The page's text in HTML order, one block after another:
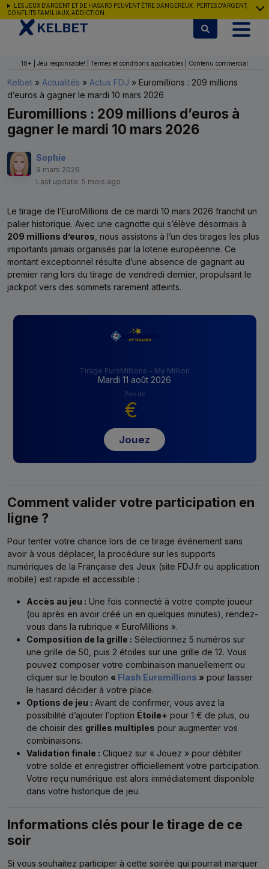
Aller au contenu
LES JEUX D'ARGENT ET DE HASARD PEUVENT ÊTRE DANGEREUX : PERTES D'ARGENT,
CONFLITS FAMILIAUX, ADDICTION.
18+ | Jeu responsable! | Termes et conditions applicables | Contenu commercial
Kelbet » Actualités » Actus FDJ » Euromillions : 209 millions
d’euros à gagner le mardi 10 mars 2026
Euromillions : 209 millions d’euros à
gagner le mardi 10 mars 2026
Sophie
9 mars 2026
Last update: 5 mois ago
Le tirage de l’EuroMillions de ce mardi 10 mars 2026 franchit un
palier historique. Avec une cagnotte qui s’élève désormais à
209 millions d’euros , nous assistons à l’un des tirages les plus
importants jamais organisés par la loterie européenne. Ce
montant exceptionnel résulte d’une absence de gagnant au
premier rang lors du tirage de vendredi dernier, propulsant le
jackpot vers des sommets rarement atteints.
Tirage EuroMillions – My Million
Mardi 11 août 2026
Près de
€
Jouez
Comment valider votre participation en
ligne ?
Pour tenter votre chance lors de ce tirage événement sans
avoir à vous déplacer, la procédure sur les supports
numériques de la Française des Jeux (site FDJ.fr ou application
mobile) est rapide et accessible :
Accès au jeu : Une fois connecté à votre compte joueur
(ou après en avoir créé un en quelques minutes), rendez-
vous dans la rubrique « EuroMillions ».
Composition de la grille : Sélectionnez 5 numéros sur
une grille de 50, puis 2 étoiles sur une grille de 12. Vous
pouvez composer votre combinaison manuellement ou
cliquer sur le bouton « Flash Euromillions » pour laisser
le hasard décider à votre place.
Options de jeu : Avant de confirmer, vous avez la
possibilité d’ajouter l’option Étoile+ pour 1 € de plus, ou
de choisir des grilles multiples pour augmenter vos
combinaisons.
Validation finale : Cliquez sur « Jouez » pour débiter
votre solde et enregistrer officiellement votre participation.
Votre reçu numérique est alors immédiatement disponible
dans votre historique de jeu.
Informations clés pour le tirage de ce
soir
Si vous souhaitez participer à cette soirée qui pourrait marquer